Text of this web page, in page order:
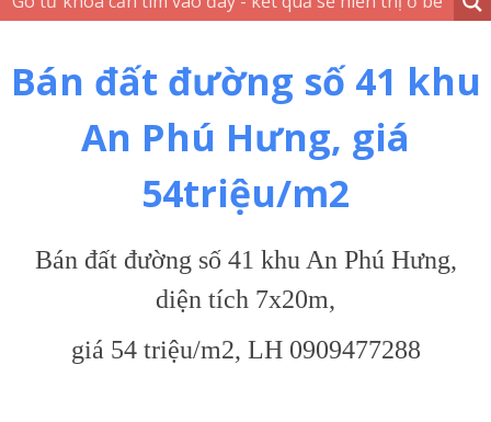
Bán đất đường số 41 khu
An Phú Hưng, giá
54triệu/m2
Bán đất đường số 41 khu An Phú Hưng,
diện tích 7x20m,
giá 54 triệu/m2, LH 0909477288